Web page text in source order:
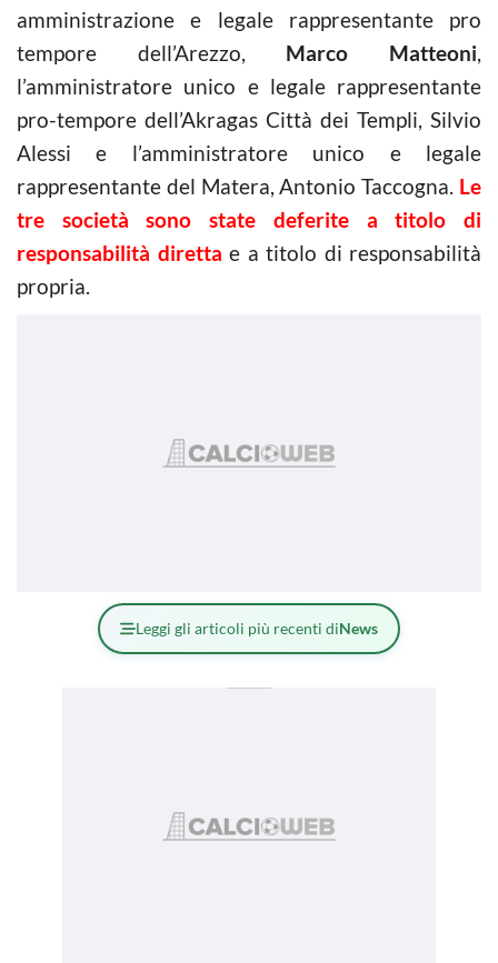
amministrazione e legale rappresentante pro
tempore dell’Arezzo, Marco Matteoni,
l’amministratore unico e legale rappresentante
pro-tempore dell’Akragas Città dei Templi, Silvio
Alessi e l’amministratore unico e legale
rappresentante del Matera, Antonio Taccogna. Le
tre società sono state deferite a titolo di
responsabilità diretta e a titolo di responsabilità
propria.
Leggi gli articoli più recenti diNews